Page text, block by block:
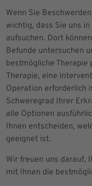
Wenn Sie
wichtig, dass Sie uns
aufsuchen. Dort
Befunde untersuchen
bestmögliche Therapie
Therapie, eine
Operation erforderlich
Schweregrad Ihrer
alle Optionen
Ihnen entscheiden,
geeignet ist.
Wir freuen uns darauf,
mit Ihnen die